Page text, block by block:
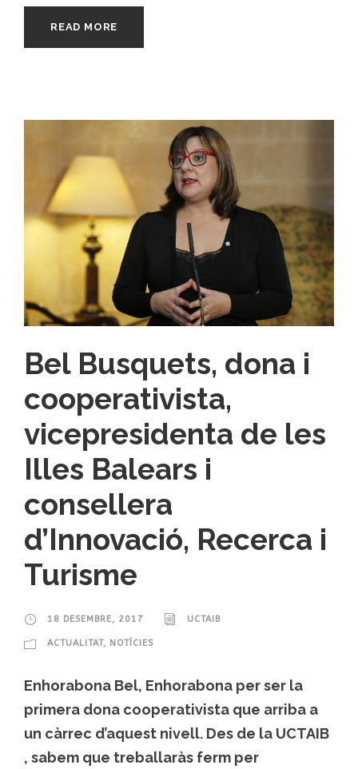
READ MORE
Bel Busquets, dona i
cooperativista,
vicepresidenta de les
Illes Balears i
consellera
d’Innovació, Recerca i
Turisme
18 DESEMBRE, 2017 UCTAIB
ACTUALITAT, NOTÍCIES
Enhorabona Bel, Enhorabona per ser la
primera dona cooperativista que arriba a
un càrrec d’aquest nivell. Des de la UCTAIB
, sabem que treballaràs ferm per